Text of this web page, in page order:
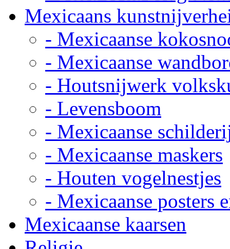
Mexicaans
- Mexicaanse
- Mexicaanse
- Houtsnijwerk
- Levensboom
- Mexicaanse
- Mexicaanse maskers
- Houten vogelnestjes
- Mexicaanse posters
Mexicaanse kaarsen